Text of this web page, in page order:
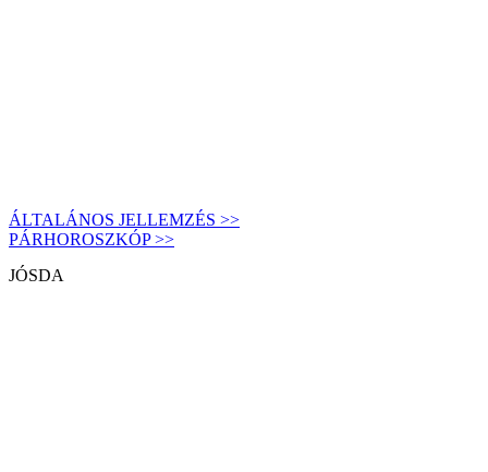
ÁLTALÁNOS JELLEMZÉS >>
PÁRHOROSZKÓP >>
JÓSDA